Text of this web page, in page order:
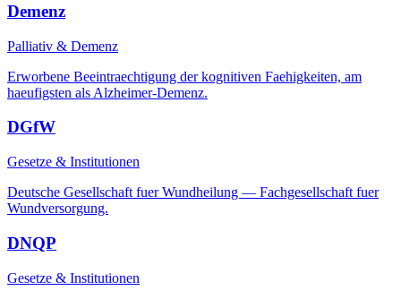
Demenz
Palliativ & Demenz
Erworbene Beeintraechtigung der kognitiven Faehigkeiten, am
haeufigsten als Alzheimer-Demenz.
DGfW
Gesetze & Institutionen
Deutsche Gesellschaft fuer Wundheilung — Fachgesellschaft fuer
Wundversorgung.
DNQP
Gesetze & Institutionen